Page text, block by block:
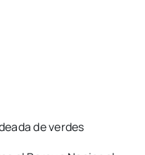
de verdes